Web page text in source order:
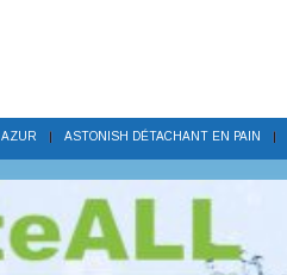
AZUR
ASTONISH DÉTACHANT EN PAIN